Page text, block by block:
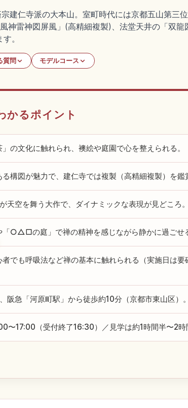
建仁寺派の大本山。室町時代には京都五山第三
神雷神図屏風」(高精細複製)、法堂天井の「双龍
。
質問 モデルコース
かるポイント
の文化に触れられ、襖絵や庭園で心を整えられる。
構図が魅力で、建仁寺では複製（高精細複製）を鑑
天空を舞う大作で、ダイナミックな表現が見どころ。
○△□の庭」で禅の精神を感じながら静かに過ごせ
でも呼吸法など禅の基本に触れられる（実施日は要
阪急「河原町駅」から徒歩約10分（京都市東山区）。
17:00（受付終了16:30）／見学は約1時間半〜2時